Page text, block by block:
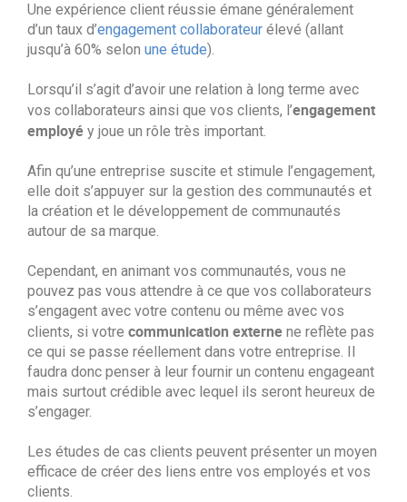
Une expérience client réussie émane généralement
d’un taux d’engagement collaborateur élevé (allant
jusqu’à 60% selon une étude).
Lorsqu’il s’agit d’avoir une relation à long terme avec
vos collaborateurs ainsi que vos clients, l’engagement
employé y joue un rôle très important.
Afin qu’une entreprise suscite et stimule l’engagement,
elle doit s’appuyer sur la gestion des communautés et
la création et le développement de communautés
autour de sa marque.
Cependant, en animant vos communautés, vous ne
pouvez pas vous attendre à ce que vos collaborateurs
s’engagent avec votre contenu ou même avec vos
clients, si votre communication externe ne reflète pas
ce qui se passe réellement dans votre entreprise. Il
faudra donc penser à leur fournir un contenu engageant
mais surtout crédible avec lequel ils seront heureux de
s’engager.
Les études de cas clients peuvent présenter un moyen
efficace de créer des liens entre vos employés et vos
clients.